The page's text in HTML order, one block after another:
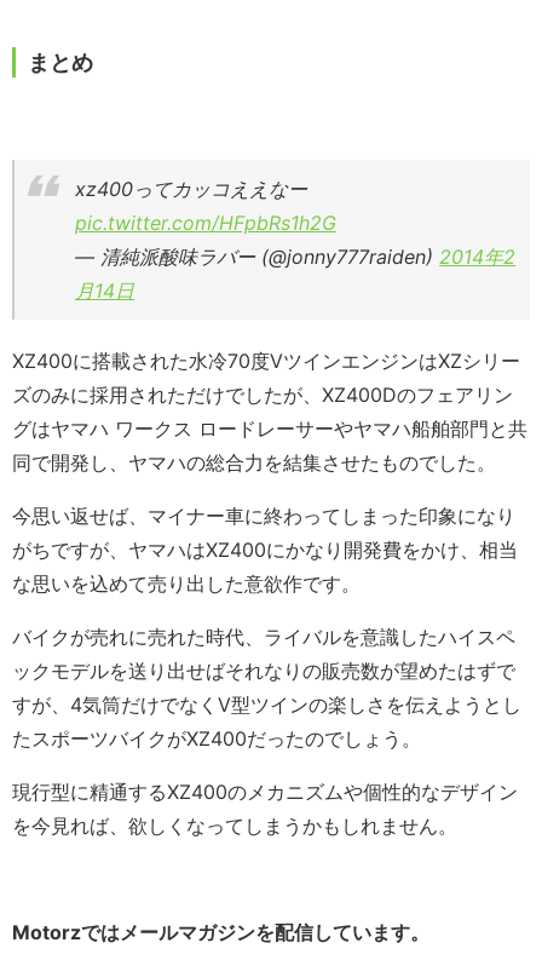
まとめ
xz400ってカッコええなー
pic.twitter.com/HFpbRs1h2G
— 清純派酸味ラバー (@jonny777raiden) 2014年2
月14日
XZ400に搭載された水冷70度VツインエンジンはXZシリー
ズのみに採用されただけでしたが、XZ400Dのフェアリン
グはヤマハ ワークス ロードレーサーやヤマハ船舶部門と共
同で開発し、ヤマハの総合力を結集させたものでした。
今思い返せば、マイナー車に終わってしまった印象になり
がちですが、ヤマハはXZ400にかなり開発費をかけ、相当
な思いを込めて売り出した意欲作です。
バイクが売れに売れた時代、ライバルを意識したハイスペ
ックモデルを送り出せばそれなりの販売数が望めたはずで
すが、4気筒だけでなくV型ツインの楽しさを伝えようとし
たスポーツバイクがXZ400だったのでしょう。
現行型に精通するXZ400のメカニズムや個性的なデザイン
を今見れば、欲しくなってしまうかもしれません。
Motorzではメールマガジンを配信しています。